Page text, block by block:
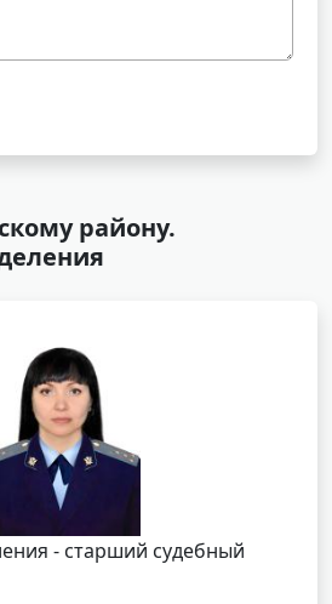
району.
- старший судебный